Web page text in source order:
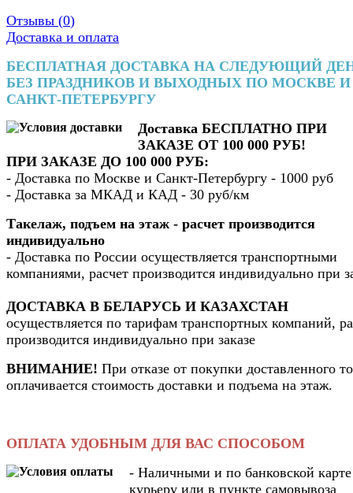
Отзывы (0)
Доставка и оплата
БЕСПЛАТНАЯ ДОСТАВКА НА СЛЕДУЮЩИЙ
БЕЗ ПРАЗДНИКОВ И ВЫХОДНЫХ ПО МОСКВЕ И
САНКТ-ПЕТЕРБУРГУ
Доставка БЕСПЛАТНО ПРИ
ЗАКАЗЕ ОТ 100 000 РУБ!
ПРИ ЗАКАЗЕ ДО 100 000 РУБ:
- Доставка по Москве и Санкт-Петербургу - 1000 руб
- Доставка за МКАД и КАД - 30 руб/км
Такелаж, подъем на этаж - расчет производится
индивидуально
- Доставка по России осуществляется транспортными
компаниями, расчет производится индивидуально при
ДОСТАВКА В БЕЛАРУСЬ И КАЗАХСТАН
осуществляется по тарифам транспортных компаний,
производится индивидуально при заказе
ВНИМАНИЕ! При отказе от покупки доставленного
оплачивается стоимость доставки и подъема на этаж.
ОПЛАТА УДОБНЫМ ДЛЯ ВАС СПОСОБОМ
- Наличными и по банковской карте
курьеру или в пункте самовывоза